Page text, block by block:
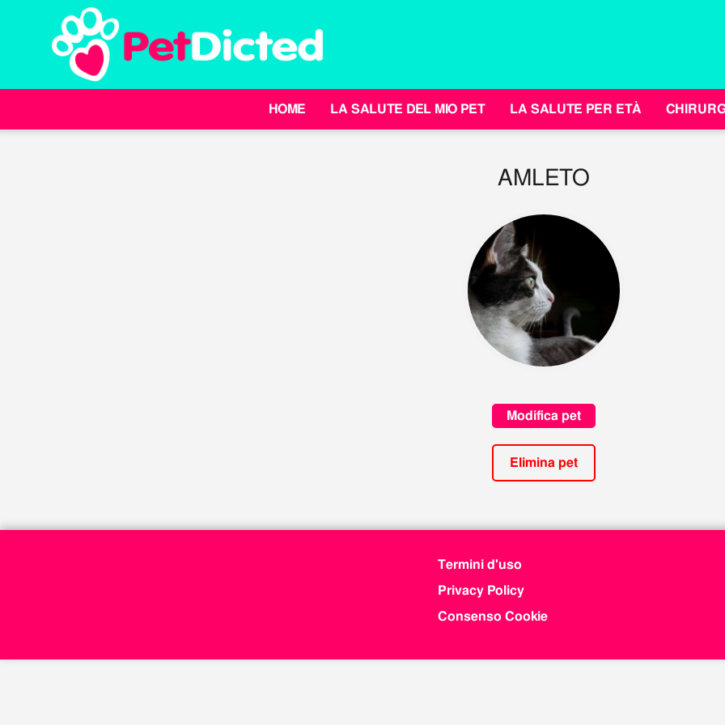
HOME LA SALUTE DEL MIO PET LA SALUTE PER ETÀ
AMLETO
Modifica pet
Elimina pet
Termini d'uso
Privacy Policy
Consenso Cookie